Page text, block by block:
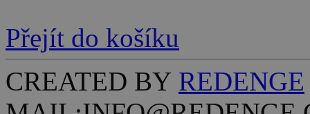
Přejít do košíku
CREATED BY REDENGE